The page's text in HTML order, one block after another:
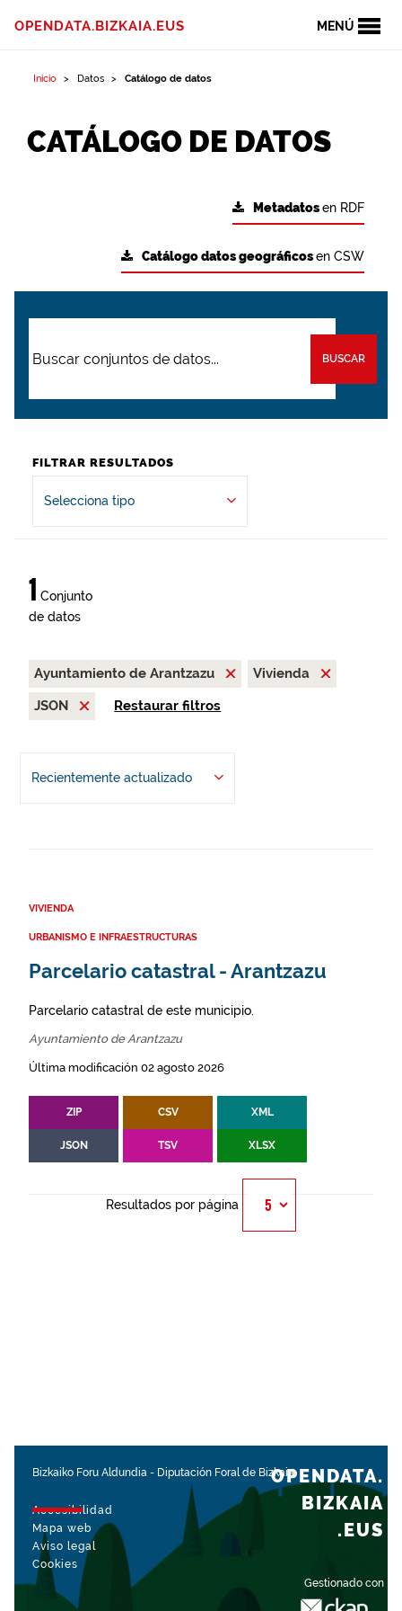
MENÚ
OPENDATA.BIZKAIA.EUS
Inicio Datos Catálogo de datos
CATÁLOGO DE DATOS
Metadatosen RDF
Catálogo datos geográficosen CSW
BUSCAR
FILTRAR RESULTADOS
Selecciona tipo
1 Conjunto
de datos
Ayuntamiento de Arantzazu
Vivienda
JSON
Restaurar filtros
Recientemente actualizado
VIVIENDA
URBANISMO E INFRAESTRUCTURAS
Parcelario catastral - Arantzazu
Parcelario catastral de este municipio.
Ayuntamiento de Arantzazu
Última modificación 02 agosto 2026
ZIP CSV XML
JSON TSV XLSX
Resultados por página
Bizkaiko Foru Aldundia - Diputación Foral de Bizkaia
Accesibilidad
Mapa web
Aviso legal
Cookies
Gestionado con
OPENDATA.
BIZKAIA
.EUS